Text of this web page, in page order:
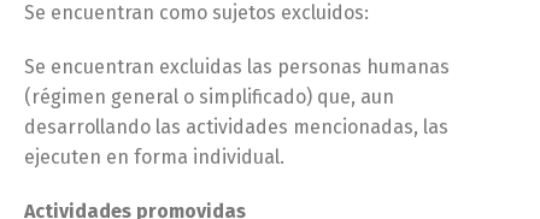
Se encuentran como sujetos excluidos:
Se encuentran excluidas las personas humanas
(régimen general o simplificado) que, aun
desarrollando las actividades mencionadas, las
ejecuten en forma individual.
Actividades promovidas